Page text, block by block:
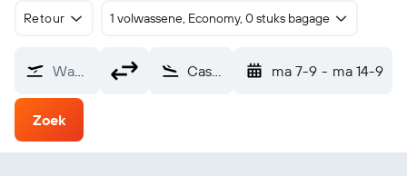
Retour
1 volwassene, Economy, 0 stuks bagage
Waarvandaan? Castres Mazamet (DCM) ma 7-9 - ma 14-9
Zoek